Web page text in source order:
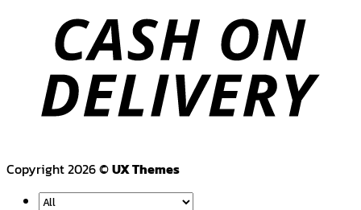
Copyright 2026 ©UX Themes